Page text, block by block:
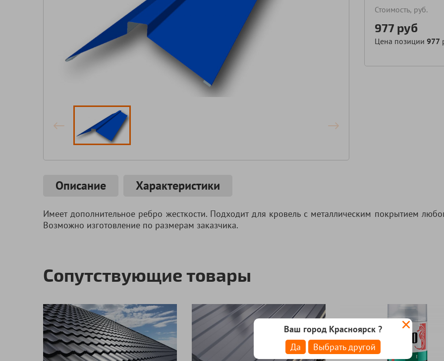
Ваш город Красноярск ?
Да
Выбрать другой
Стоимость, руб.
977 руб
Цена позиции 977
Описание Характеристики
Имеет дополнительное ребро жесткости. Подходит для кровель с металлическим покрытием
Возможно изготовление по размерам заказчика.
Сопутствующие товары